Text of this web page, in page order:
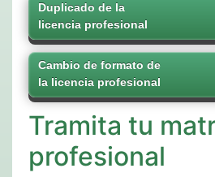
Duplicado de la
licencia profesional
Cambio de formato de
la licencia profesional
Tramita tu
profesional